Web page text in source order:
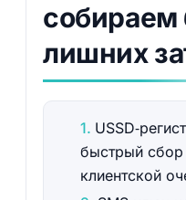
собираем
лишних
быстрый сбор
клиентской